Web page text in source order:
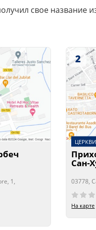
свое название
1,
2
Сан-
03778,
На карте